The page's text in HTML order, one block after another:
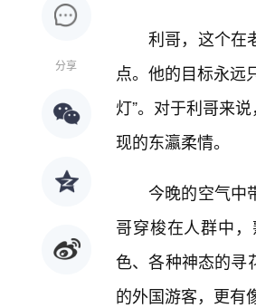
分享
利哥，这个在
点。他的目标永
灯”。对于利哥来
现的东瀛柔情。
今晚的空气中
哥穿梭在人群中
色、各种神态的寻
的外国游客，更有